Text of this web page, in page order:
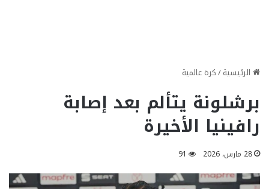
الرئيسية/كرة عالمية
برشلونة يتألم بعد إصابة
رافينيا الأخيرة
28 مارس، 2026 91